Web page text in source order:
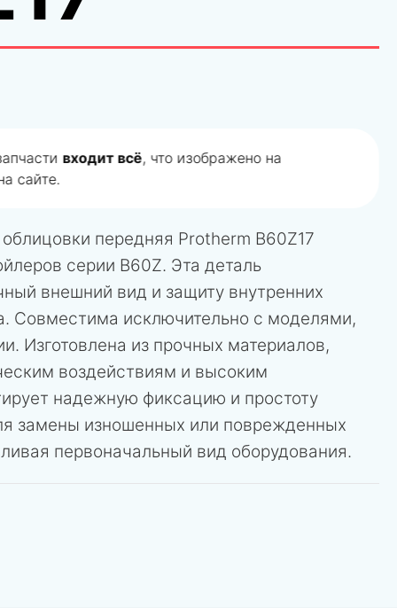
запчасти! Если мы подобрали не правильно
!
передняя Protherm B60Z17
серии B60Z. Эта деталь
внешний вид и защиту внутренних
Совместима исключительно с моделями,
Изготовлена из прочных материалов,
воздействиям и высоким
надежную фиксацию и простоту
замены изношенных или поврежденных
первоначальный вид оборудования.